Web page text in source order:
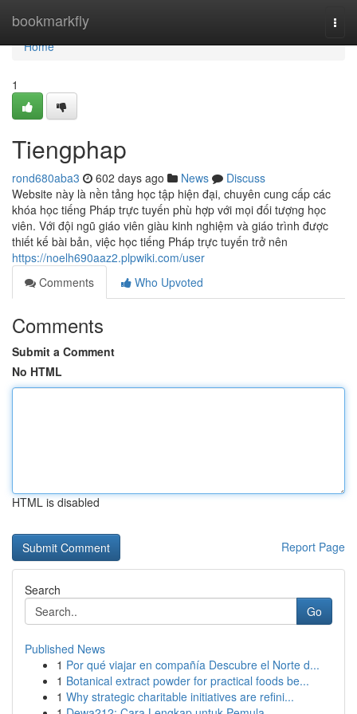
bookmarkfly
Home
Home
1
Tiengphap
rond680aba3 602 days ago News
Discuss
Website này là nền tảng học tập hiện đại, chuyên cung cấp các
khóa học tiếng Pháp trực tuyến phù hợp với mọi đối tượng học
viên. Với đội ngũ giáo viên giàu kinh nghiệm và giáo trình được
thiết kế bài bản, việc học tiếng Pháp trực tuyến trở nên
https://noelh690aaz2.plpwiki.com/user
Comments
Who Upvoted
Comments
Submit a Comment
No HTML
HTML is disabled
Report Page
Search
Go
Published News
1 Por qué viajar en compañía Descubre el Norte d...
1 Botanical extract powder for practical foods be...
1 Why strategic charitable initiatives are refini...